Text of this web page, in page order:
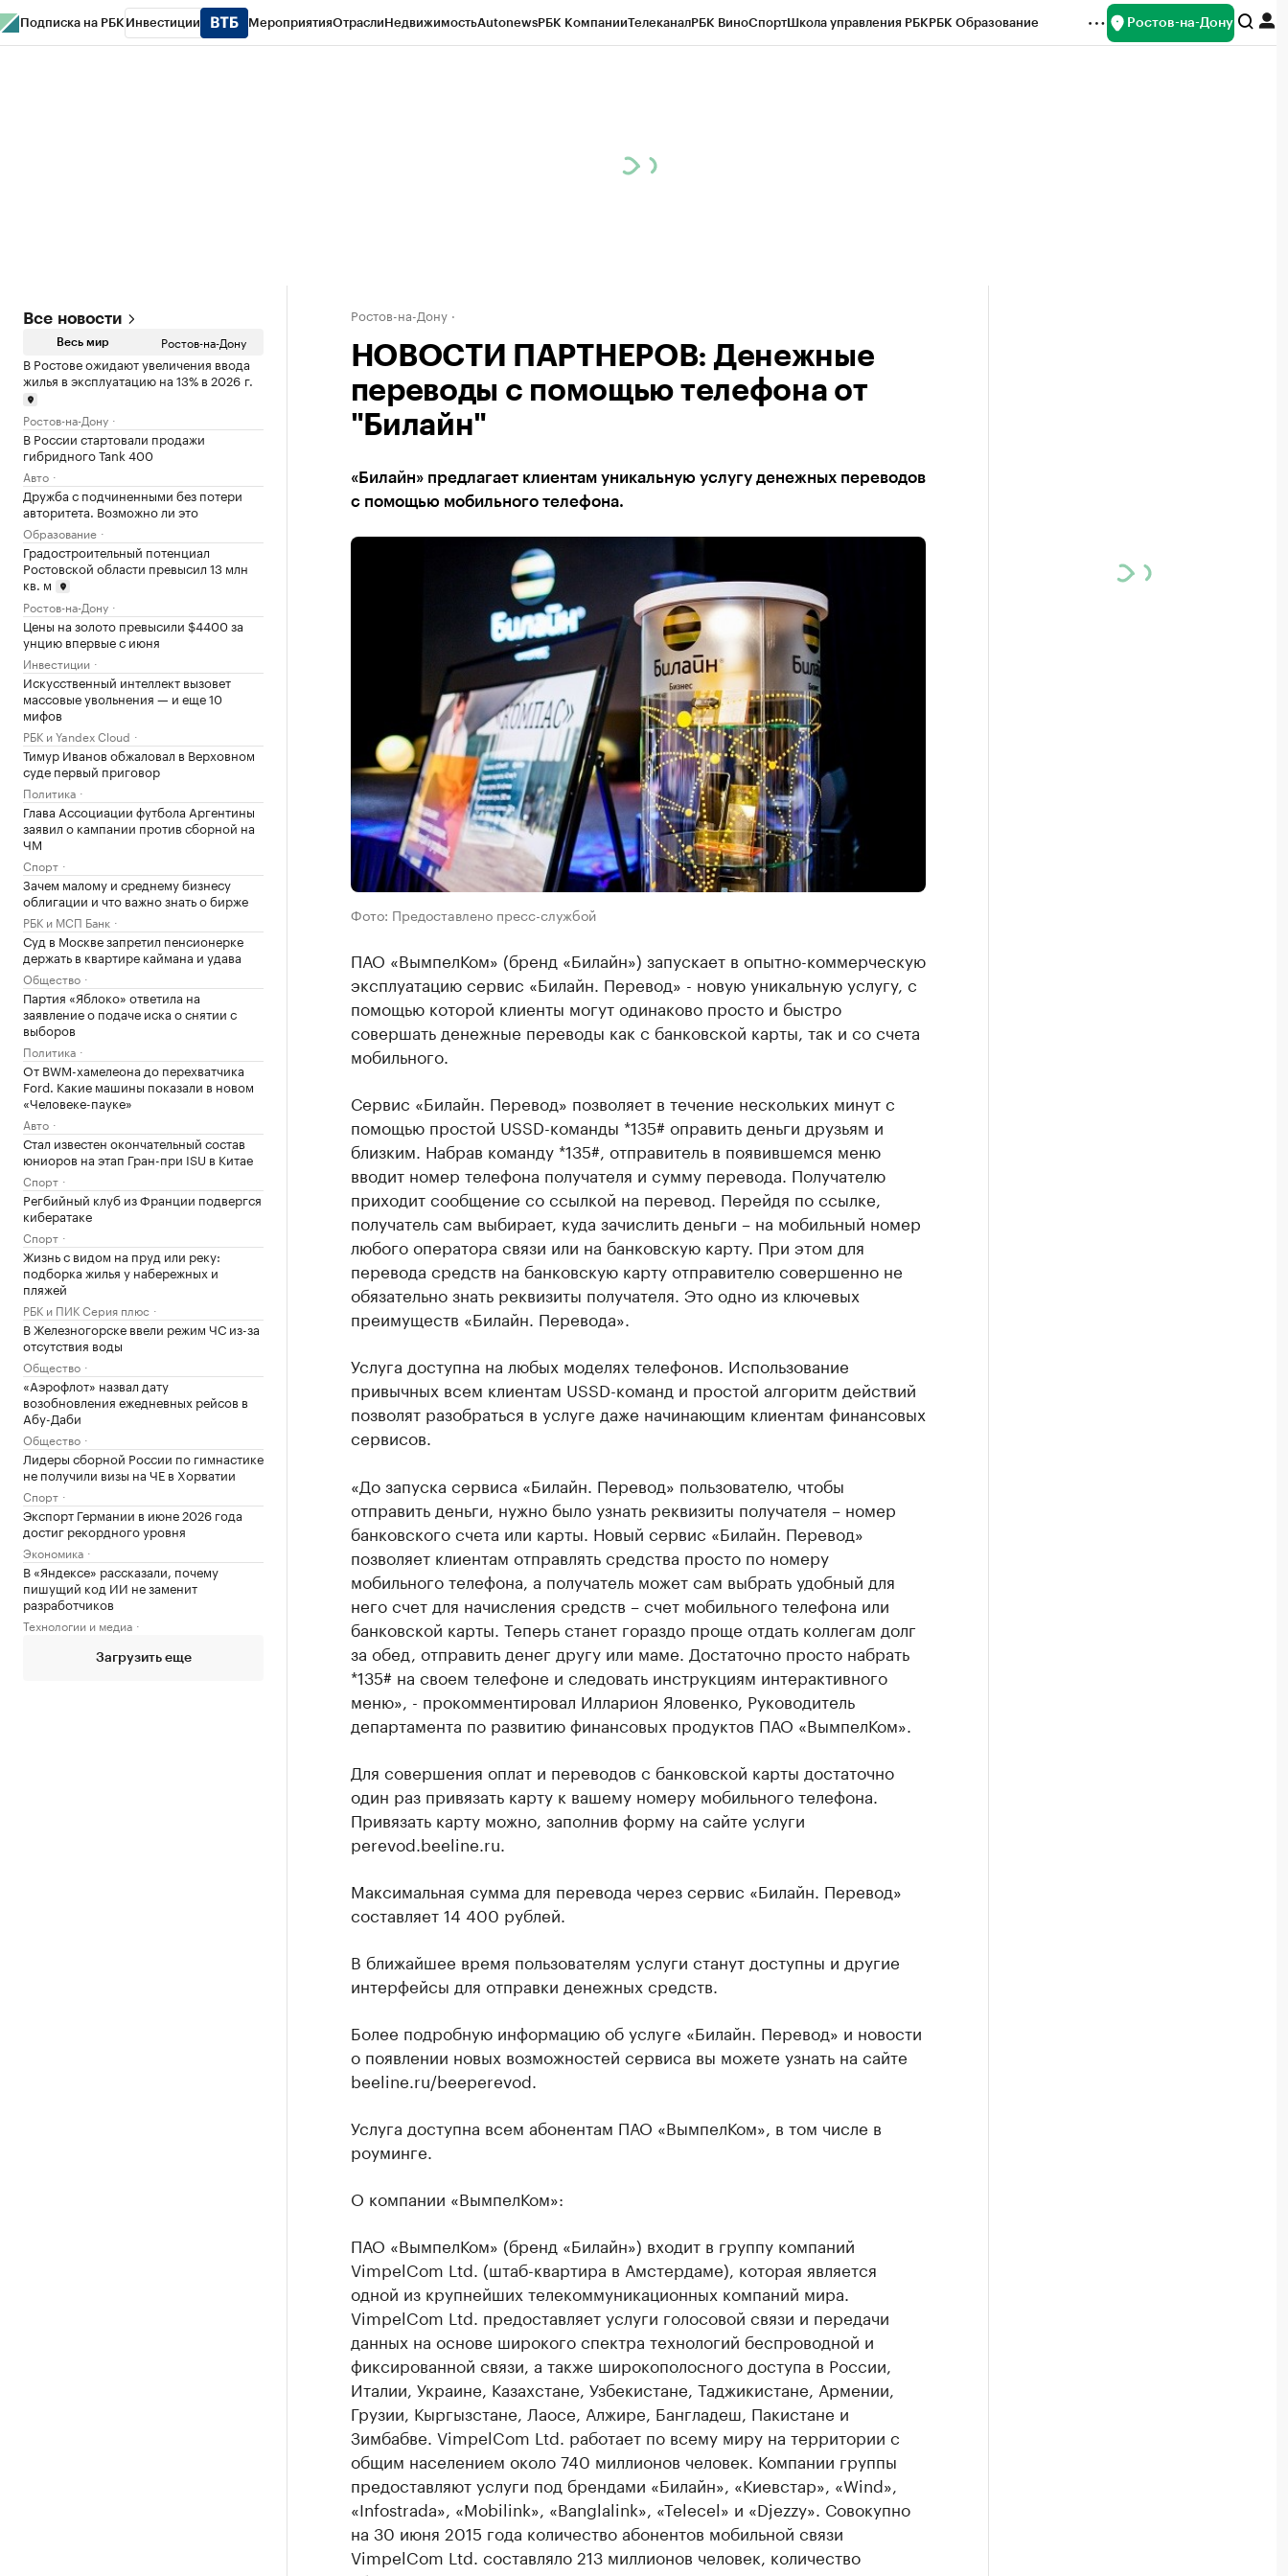
Подписка на РБК Инвестиции МероприятияОтраслиНедвижимостьAutonewsРБК КомпанииТелеканалРБК ВиноСпортШкола управления РБКРБК Образование Ростов-на-Дону
Все новости
Весь мир Ростов-на-Дону
В Ростове ожидают увеличения ввода
жилья в эксплуатацию на 13% в 2026 г.
Ростов-на-Дону
В России стартовали продажи
гибридного Tank 400
Авто
Дружба с подчиненными без потери
авторитета. Возможно ли это
Образование
Градостроительный потенциал
Ростовской области превысил 13 млн
кв. м
Ростов-на-Дону
Цены на золото превысили $4400 за
унцию впервые с июня
Инвестиции
Искусственный интеллект вызовет
массовые увольнения — и еще 10
мифов
РБК и Yandex Cloud
Тимур Иванов обжаловал в Верховном
суде первый приговор
Политика
Глава Ассоциации футбола Аргентины
заявил о кампании против сборной на
ЧМ
Спорт
Зачем малому и среднему бизнесу
облигации и что важно знать о бирже
РБК и МСП Банк
Суд в Москве запретил пенсионерке
держать в квартире каймана и удава
Общество
Партия «Яблоко» ответила на
заявление о подаче иска о снятии с
выборов
Политика
От BWM-хамелеона до перехватчика
Ford. Какие машины показали в новом
«Человеке-пауке»
Авто
Стал известен окончательный состав
юниоров на этап Гран-при ISU в Китае
Спорт
Регбийный клуб из Франции подвергся
кибератаке
Спорт
Жизнь с видом на пруд или реку:
подборка жилья у набережных и
пляжей
РБК и ПИК Серия плюс
В Железногорске ввели режим ЧС из-за
отсутствия воды
Общество
«Аэрофлот» назвал дату
возобновления ежедневных рейсов в
Абу-Даби
Общество
Лидеры сборной России по гимнастике
не получили визы на ЧЕ в Хорватии
Спорт
Экспорт Германии в июне 2026 года
достиг рекордного уровня
Экономика
В «Яндексе» рассказали, почему
пишущий код ИИ не заменит
разработчиков
Технологии и медиа
Загрузить еще
Ростов-на-Дону
НОВОСТИ ПАРТНЕРОВ: Денежные
переводы с помощью телефона от
"Билайн"
«Билайн» предлагает клиентам уникальную услугу денежных переводов
с помощью мобильного телефона.
Фото: Предоставлено пресс-службой
ПАО «ВымпелКом» (бренд «Билайн») запускает в опытно-коммерческую
эксплуатацию сервис «Билайн. Перевод» - новую уникальную услугу, с
помощью которой клиенты могут одинаково просто и быстро
совершать денежные переводы как с банковской карты, так и со счета
мобильного.
Сервис «Билайн. Перевод» позволяет в течение нескольких минут с
помощью простой USSD-команды *135# оправить деньги друзьям и
близким. Набрав команду *135#, отправитель в появившемся меню
вводит номер телефона получателя и сумму перевода. Получателю
приходит сообщение со ссылкой на перевод. Перейдя по ссылке,
получатель сам выбирает, куда зачислить деньги – на мобильный номер
любого оператора связи или на банковскую карту. При этом для
перевода средств на банковскую карту отправителю совершенно не
обязательно знать реквизиты получателя. Это одно из ключевых
преимуществ «Билайн. Перевода».
Услуга доступна на любых моделях телефонов. Использование
привычных всем клиентам USSD-команд и простой алгоритм действий
позволят разобраться в услуге даже начинающим клиентам финансовых
сервисов.
«До запуска сервиса «Билайн. Перевод» пользователю, чтобы
отправить деньги, нужно было узнать реквизиты получателя – номер
банковского счета или карты. Новый сервис «Билайн. Перевод»
позволяет клиентам отправлять средства просто по номеру
мобильного телефона, а получатель может сам выбрать удобный для
него счет для начисления средств – счет мобильного телефона или
банковской карты. Теперь станет гораздо проще отдать коллегам долг
за обед, отправить денег другу или маме. Достаточно просто набрать
*135# на своем телефоне и следовать инструкциям интерактивного
меню», - прокомментировал Илларион Яловенко, Руководитель
департамента по развитию финансовых продуктов ПАО «ВымпелКом».
Для совершения оплат и переводов с банковской карты достаточно
один раз привязать карту к вашему номеру мобильного телефона.
Привязать карту можно, заполнив форму на сайте услуги
perevod.beeline.ru.
Максимальная сумма для перевода через сервис «Билайн. Перевод»
составляет 14 400 рублей.
В ближайшее время пользователям услуги станут доступны и другие
интерфейсы для отправки денежных средств.
Более подробную информацию об услуге «Билайн. Перевод» и новости
о появлении новых возможностей сервиса вы можете узнать на сайте
beeline.ru/beeperevod.
Услуга доступна всем абонентам ПАО «ВымпелКом», в том числе в
роуминге.
О компании «ВымпелКом»:
ПАО «ВымпелКом» (бренд «Билайн») входит в группу компаний
VimpelCom Ltd. (штаб-квартира в Амстердаме), которая является
одной из крупнейших телекоммуникационных компаний мира.
VimpelCom Ltd. предоставляет услуги голосовой связи и передачи
данных на основе широкого спектра технологий беспроводной и
фиксированной связи, а также широкополосного доступа в России,
Италии, Украине, Казахстане, Узбекистане, Таджикистане, Армении,
Грузии, Кыргызстане, Лаосе, Алжире, Бангладеш, Пакистане и
Зимбабве. VimpelCom Ltd. работает по всему миру на территории с
общим населением около 740 миллионов человек. Компании группы
предоставляют услуги под брендами «Билайн», «Киевстар», «Wind»,
«Infostrada», «Mobilink», «Banglalink», «Telecel» и «Djezzy». Совокупно
на 30 июня 2015 года количество абонентов мобильной связи
VimpelCom Ltd. составляло 213 миллионов человек, количество